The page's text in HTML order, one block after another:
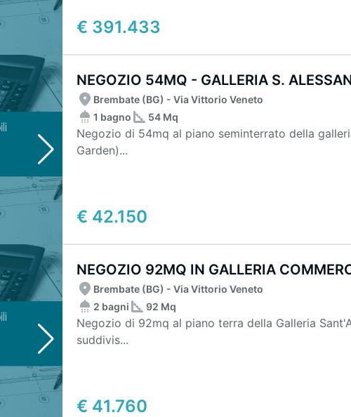
€ 391.433
NEGOZIO 54MQ - GALLERIA S.
€ 42.150
Brembate (BG) - Via Vittorio Veneto
1 bagno
54 Mq
Negozio di 54mq al piano seminterrato della
Garden)...
NEGOZIO 92MQ IN GALLERIA
€ 41.760
Brembate (BG) - Via Vittorio Veneto
2 bagni
92 Mq
Negozio di 92mq al piano terra della Galleria
suddivis...